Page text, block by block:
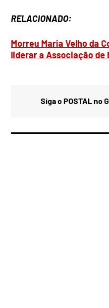
RELACIONADO:
Morreu Maria Velho da
liderar a Associação de
Siga o POSTAL no